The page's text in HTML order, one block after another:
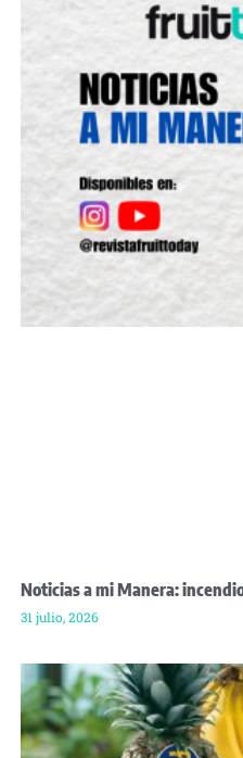
Noticias a mi Manera:
31 julio, 2026